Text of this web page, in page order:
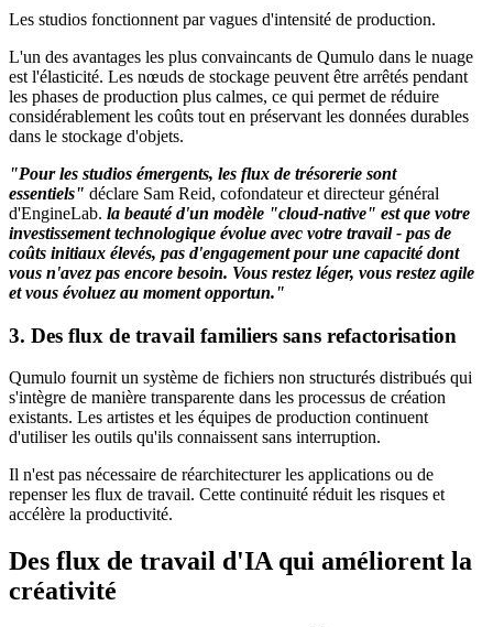
Les studios fonctionnent par vagues d'intensité de production.
L'un des avantages les plus convaincants de Qumulo dans le nuage
est l'élasticité. Les nœuds de stockage peuvent être arrêtés pendant
les phases de production plus calmes, ce qui permet de réduire
considérablement les coûts tout en préservant les données durables
dans le stockage d'objets.
"Pour les studios émergents, les flux de trésorerie sont
essentiels" déclare Sam Reid, cofondateur et directeur général
d'EngineLab. la beauté d'un modèle "cloud-native" est que votre
investissement technologique évolue avec votre travail - pas de
coûts initiaux élevés, pas d'engagement pour une capacité dont
vous n'avez pas encore besoin. Vous restez léger, vous restez agile
et vous évoluez au moment opportun."
3. Des flux de travail familiers sans refactorisation
Qumulo fournit un système de fichiers non structurés distribués qui
s'intègre de manière transparente dans les processus de création
existants. Les artistes et les équipes de production continuent
d'utiliser les outils qu'ils connaissent sans interruption.
Il n'est pas nécessaire de réarchitecturer les applications ou de
repenser les flux de travail. Cette continuité réduit les risques et
accélère la productivité.
Des flux de travail d'IA qui améliorent la
créativité